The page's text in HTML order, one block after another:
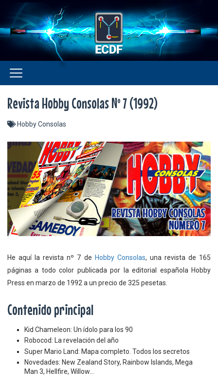
Revista Hobby Consolas Nº 7 (1992)
Hobby Consolas
He aquí la revista nº 7 de Hobby Consolas, una revista de 165
páginas a todo color publicada por la editorial española Hobby
Press en marzo de 1992 a un precio de 325 pesetas.
Contenido principal
Kid Chameleon: Un ídolo para los 90
Robocod: La revelación del año
Super Mario Land: Mapa completo. Todos los secretos
Novedades: New Zealand Story, Rainbow Islands, Mega
Man 3, Hellfire, Willow...